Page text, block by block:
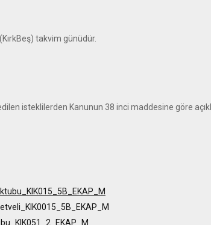
takvim günüdür.
isteklilerden Kanunun 38 inci maddesine göre